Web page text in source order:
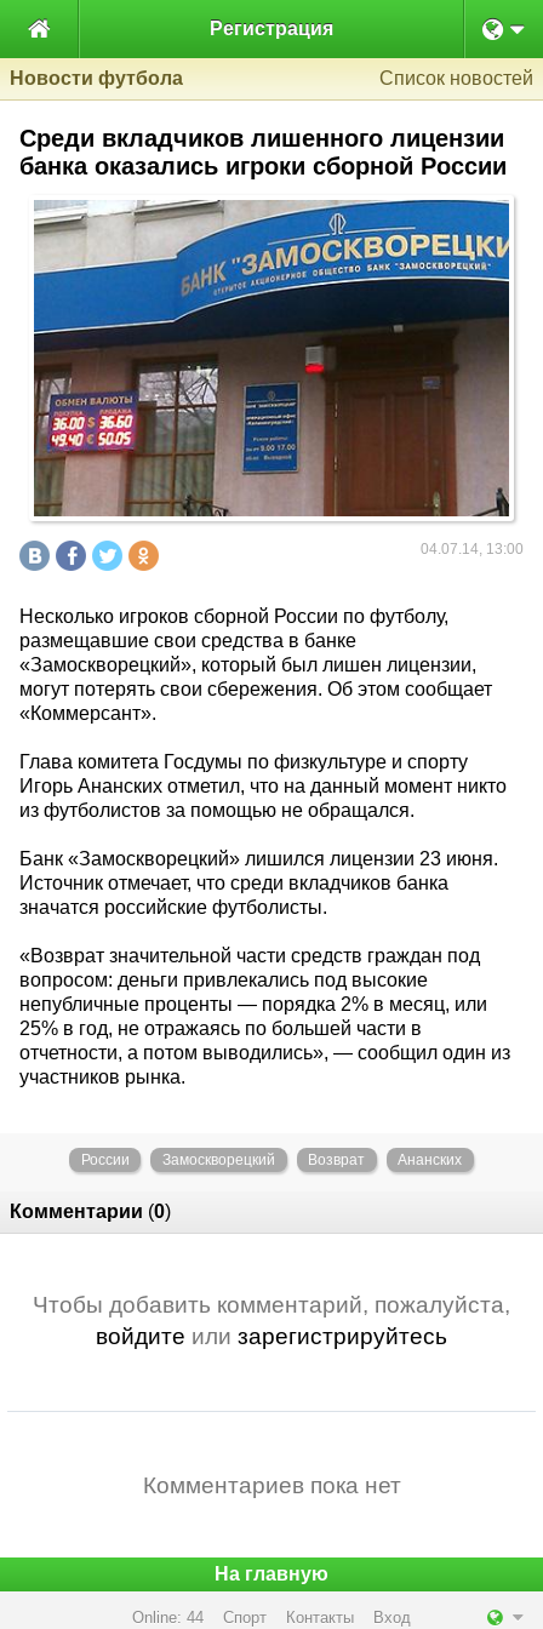
 Регистрация
Новости футбола Список новостей
Среди вкладчиков лишенного лицензии
банка оказались игроки сборной России
04.07.14, 13:00
Несколько игроков сборной России по футболу,
размещавшие свои средства в банке
«Замоскворецкий», который был лишен лицензии,
могут потерять свои сбережения. Об этом сообщает
«Коммерсант».
Глава комитета Госдумы по физкультуре и спорту
Игорь Ананских отметил, что на данный момент никто
из футболистов за помощью не обращался.
Банк «Замоскворецкий» лишился лицензии 23 июня.
Источник отмечает, что среди вкладчиков банка
значатся российские футболисты.
«Возврат значительной части средств граждан под
вопросом: деньги привлекались под высокие
непубличные проценты — порядка 2% в месяц, или
25% в год, не отражаясь по большей части в
отчетности, а потом выводились», — сообщил один из
участников рынка.
России Замоскворецкий Возврат Ананских
Комментарии (0)
Чтобы добавить комментарий, пожалуйста,
войдите или зарегистрируйтесь
Комментариев пока нет
На главную
Online: 44 Спорт Контакты Вход